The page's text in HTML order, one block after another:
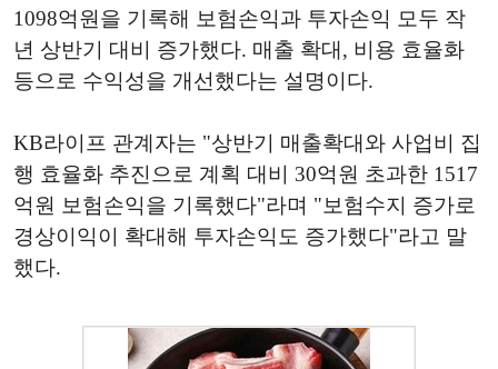
1098억원을 기록해 보험손익과 투자손익 모두 작
년 상반기 대비 증가했다. 매출 확대, 비용 효율화
등으로 수익성을 개선했다는 설명이다.
KB라이프 관계자는 "상반기 매출확대와 사업비 집
행 효율화 추진으로 계획 대비 30억원 초과한 1517
억원 보험손익을 기록했다"라며 "보험수지 증가로
경상이익이 확대해 투자손익도 증가했다"라고 말
했다.